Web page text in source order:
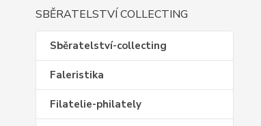
SBĚRATELSTVÍ COLLECTING
Sběratelství-collecting
Faleristika
Filatelie-philately